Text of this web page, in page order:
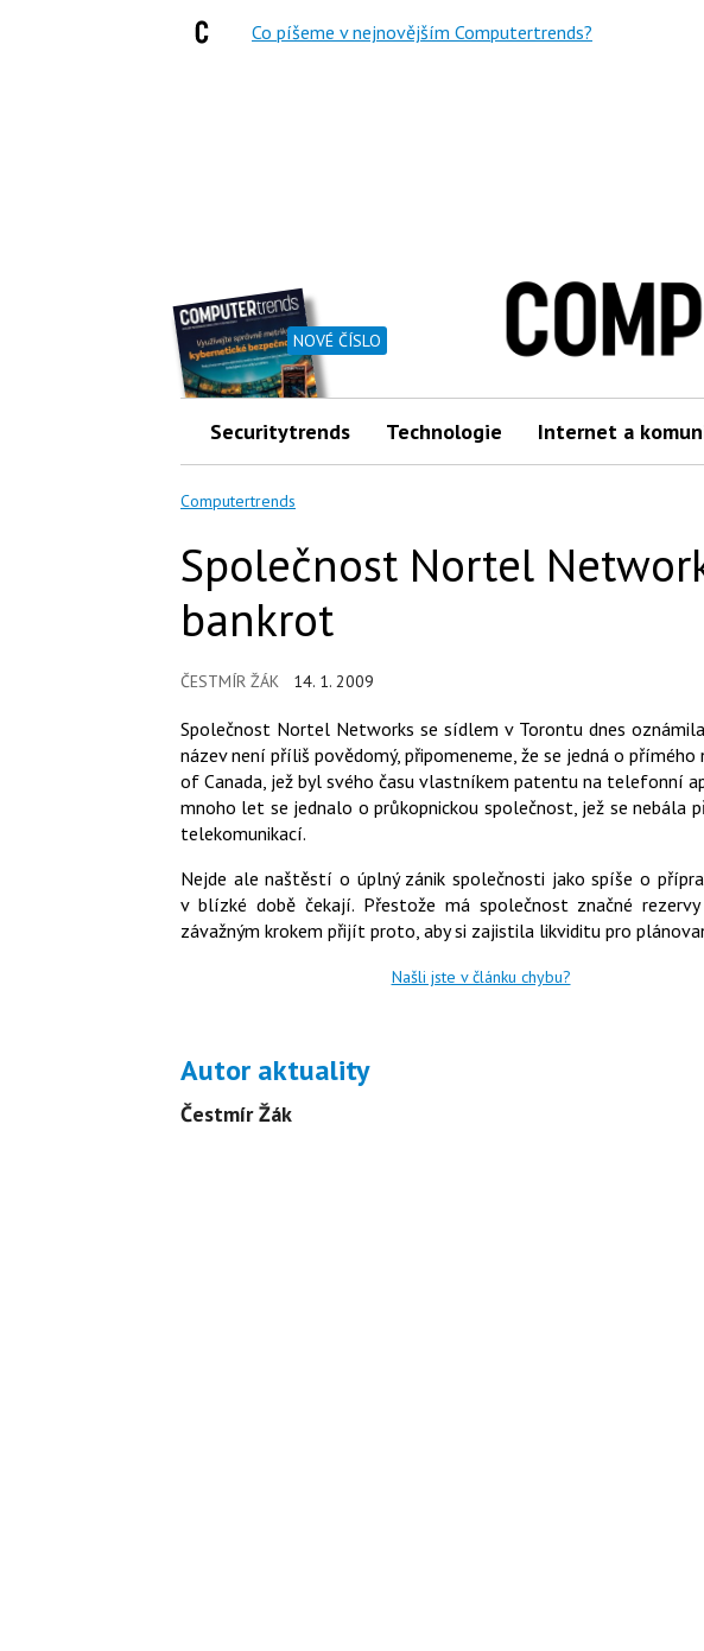
NOVÉ ČÍSLO
Securitytrends Technologie Internet a
Computertrends
Společnost Nortel
bankrot
ČESTMÍR ŽÁK 14. 1. 2009
Společnost Nortel Networks se sídlem v Torontu dnes
název není příliš povědomý, připomeneme, že se jedná o přímého
of Canada, jež byl svého času vlastníkem patentu na telefonní
mnoho let se jednalo o průkopnickou společnost, jež se nebála
telekomunikací.
Nejde ale naštěstí o úplný zánik společnosti jako spíše o
v blízké době čekají. Přestože má společnost značné
závažným krokem přijít proto, aby si zajistila likviditu pro
Našli jste v článku chybu?
Autor aktuality
Čestmír Žák
Co píšeme v nejnovějším Computertrends?